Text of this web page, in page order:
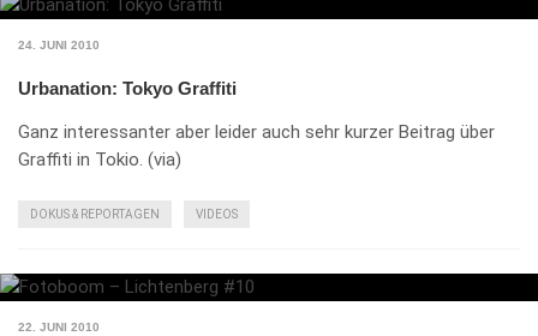
24. JUNI 2010
Urbanation: Tokyo Graffiti
Ganz interessanter aber leider auch sehr kurzer Beitrag über
Graffiti in Tokio. (via)
DOKUS & REPORTAGEN VIDEOS
22. JUNI 2010